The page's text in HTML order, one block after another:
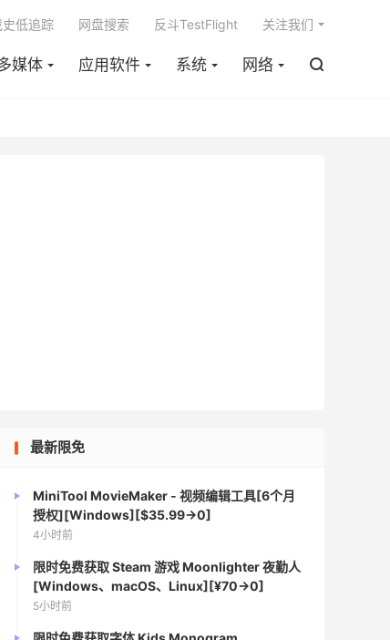
媒体 应用软件 系统 网络 
低追踪 网盘搜索 反斗TestFlight 关注我们
最新限免
MiniTool MovieMaker - 视频编辑工具[6个月
授权][Windows][$35.99→0]
4小时前
限时免费获取 Steam 游戏 Moonlighter 夜勤人
[Windows、macOS、Linux][¥70→0]
5小时前